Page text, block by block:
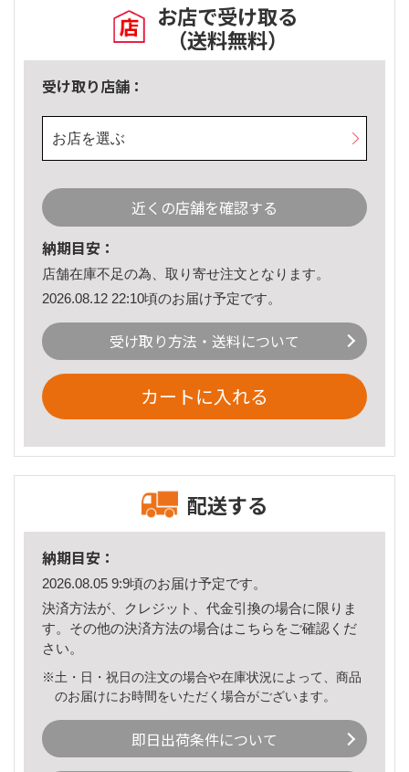
お店で受け取る
（送料無料）
受け取り店舗：
お店を選ぶ
近くの店舗を確認する
納期目安：
店舗在庫不足の為、取り寄せ注文となります。
2026.08.12 22:10頃のお届け予定です。
受け取り方法・送料について
カートに入れる
配送する
納期目安：
2026.08.05 9:9頃のお届け予定です。
決済方法が、クレジット、代金引換の場合に限りま
す。その他の決済方法の場合はこちら をご確認くだ
さい。
※土・日・祝日の注文の場合や在庫状況によって、商品
のお届けにお時間をいただく場合がございます。
即日出荷条件について